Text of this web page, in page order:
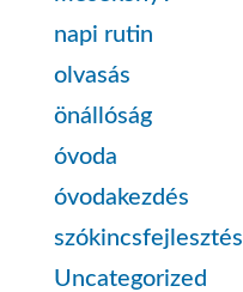
napi rutin
olvasás
önállóság
óvoda
óvodakezdés
szókincsfejlesztés
Uncategorized